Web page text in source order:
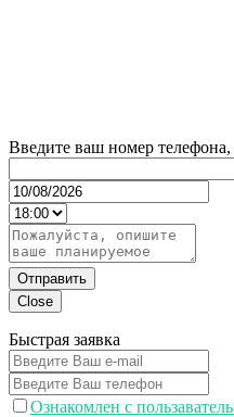
Введите ваш номер телефона,
Отправить
Close
Быстрая заявка
Ознакомлен с